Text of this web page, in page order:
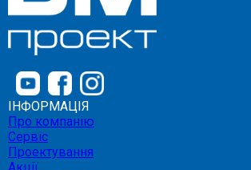
ІНФОРМАЦІЯ
Про компанію
Сервіс
Проектування